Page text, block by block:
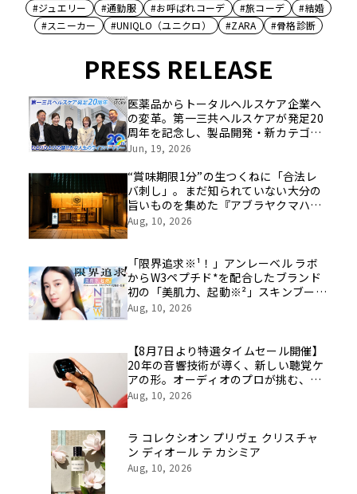
#ジュエリー #通勤服 #お呼ばれコーデ #旅コーデ
#結婚
#スニーカー
#UNIQLO（ユニクロ） #ZARA #骨格診断
PRESS RELEASE
医薬品からトータルヘルスケア企業へ
の変革。第一三共ヘルスケアが発足20
周年を記念し、製品開発・新カテゴリ
挑戦の舞台や旧社統合時のエピソード
像を公開！
Jun, 19, 2026
“賞味期限1分”の生つくねに「合法レ
バ刺し」。まだ知られていない大分の
旨いものを集めた『アブラヤクマハ
チ』が中野に誕生
Aug, 10, 2026
「限界追求※¹！」アンレーベル ラボ
からW3ペプチド*を配合したブランド
初の「美肌力、起動※²」スキンブース
ト化粧水・乳液が誕生！集中※³美容液
Aug, 10, 2026
【8月7日より特選タイムセール開催】
20年の音響技術が導く、新しい聴覚ケ
アの形。オーディオのプロが挑む、画
期的なスクリーン操作対応次世代スマ
Aug, 10, 2026
ラ コレクシオン プリヴェ クリスチャ
ン ディオール テ カシミア
Aug, 10, 2026